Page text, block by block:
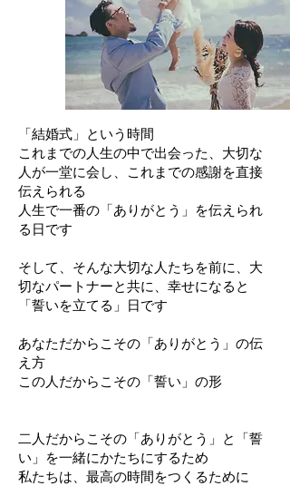
「結婚式」という時間
これまでの人生の中で出会った、大切な
人が一堂に会し、これまでの感謝を直接
伝えられる
人生で一番の「ありがとう」を伝えられ
る日です
そして、そんな大切な人たちを前に、大
切なパートナーと共に、幸せになると
「誓いを立てる」日です
あなただからこその「ありがとう」の伝
え方
この人だからこその「誓い」の形
二人だからこその「ありがとう」と「誓
い」を一緒にかたちにするため
私たちは、最高の時間をつくるために